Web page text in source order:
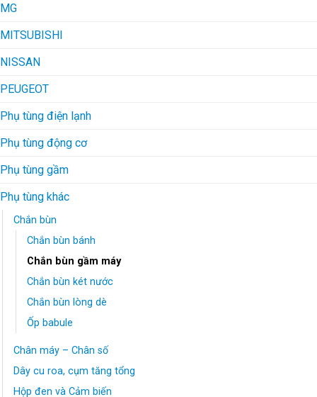
MG
MITSUBISHI
NISSAN
PEUGEOT
Phụ tùng điện lạnh
Phụ tùng động cơ
Phụ tùng gầm
Phụ tùng khác
Chắn bùn
Chắn bùn bánh
Chắn bùn gầm máy
Chắn bùn két nước
Chắn bùn lòng dè
Ốp babule
Chân máy – Chân số
Dây cu roa, cụm tăng tổng
Hộp đen và Cảm biến